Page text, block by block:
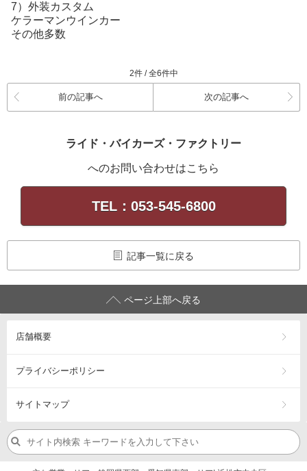
7）外装カスタム
ケラーマンウインカー
その他多数
2件 / 全6件中
前の記事へ 次の記事へ
ライド・バイカーズ・ファクトリー
へのお問い合わせはこちら
TEL：053-545-6800
記事一覧に戻る
ページ上部へ戻る
店舗概要
プライバシーポリシー
サイトマップ